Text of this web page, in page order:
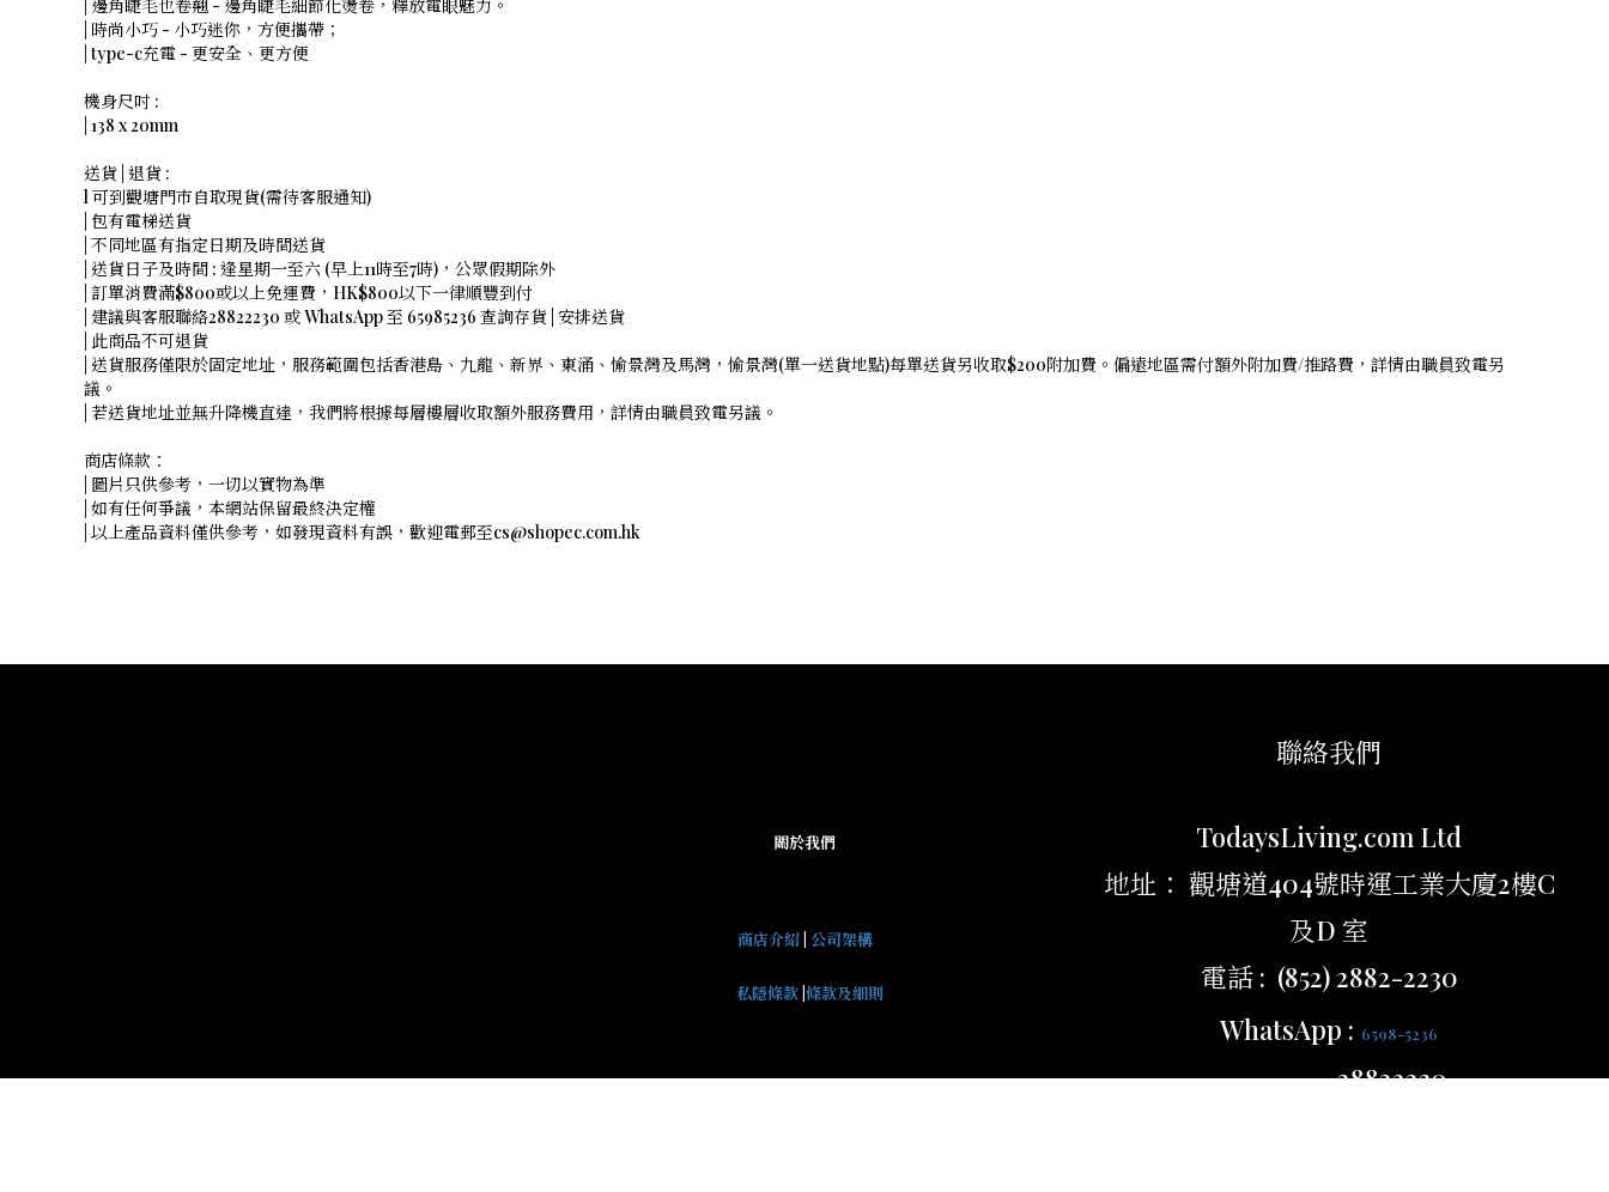
| 邊角睫毛也卷翹 - 邊角睫毛細節化燙卷，釋放電眼魅力。
| 時尚小巧 - 小巧迷你，方便攜帶；
| type-c充電 - 更安全、更方便
機身尺吋 :
| 138 x 20mm
送貨 | 退貨 :
l 可到觀塘門市自取現貨(需待客服通知)
| 包有電梯送貨
| 不同地區有指定日期及時間送貨
| 送貨日子及時間 : 逢星期一至六 (早上11時至7時)，公眾假期除外
| 訂單消費滿$800或以上免運費，HK$800以下一律順豐到付
| 建議與客服聯絡28822230 或 WhatsApp 至 65985236 查詢存貨 | 安排送貨
| 此商品不可退貨
| 送貨服務僅限於固定地址，服務範圍包括香港島、九龍、新界、東涌、愉景灣及馬灣，愉景灣(單一送貨地點)每單送貨另收取$200附加費。偏遠地區需付額外附加費/推路費，詳情由職員致電另
議。
| 若送貨地址並無升降機直達，我們將根據每層樓層收取額外服務費用，詳情由職員致電另議。
商店條款：
| 圖片只供參考，一切以實物為準
| 如有任何爭議，本網站保留最終決定權
| 以上產品資料僅供參考，如發現資料有誤，歡迎電郵至cs@shopec.com.hk
關於我們
商店介紹| 公司架構
私隱條款 條款及細則
聯絡我們
TodaysLiving.com Ltd
地址： 觀塘道404號時運工業大廈2樓C
及D 室
電話 : (852) 2882-2230
WhatsApp : 6598-5236
28822230